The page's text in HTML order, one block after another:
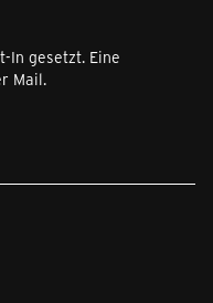
In gesetzt. Eine
Mail.